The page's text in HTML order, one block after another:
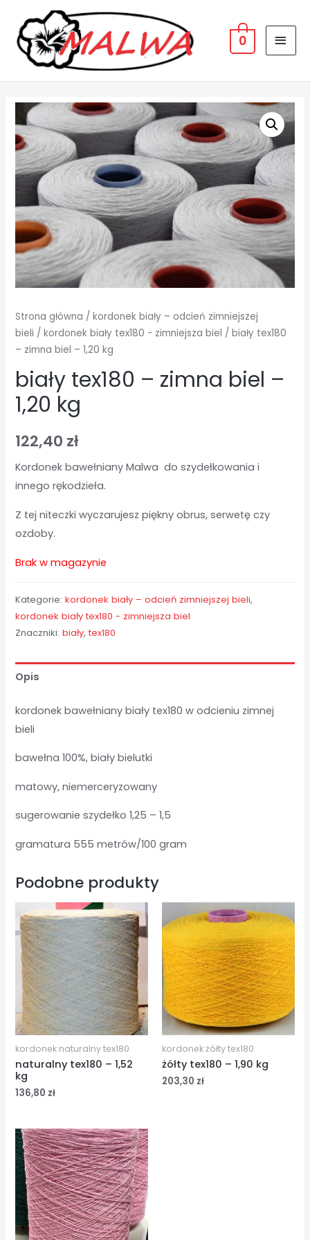
0
Strona główna /kordonek biały – odcień zimniejszej
bieli /kordonek biały tex180 - zimniejsza biel / biały tex180
– zimna biel – 1,20 kg
biały tex180 – zimna biel –
1,20 kg
122,40 zł
Kordonek bawełniany Malwa do szydełkowania i
innego rękodzieła.
Z tej niteczki wyczarujesz piękny obrus, serwetę czy
ozdoby.
Brak w magazynie
Kategorie:kordonek biały – odcień zimniejszej bieli,
kordonek biały tex180 - zimniejsza biel
Znaczniki:biały,tex180
Opis
kordonek bawełniany biały tex180 w odcieniu zimnej
bieli
bawełna 100%, biały bielutki
matowy, niemerceryzowany
sugerowanie szydełko 1,25 – 1,5
gramatura 555 metrów/100 gram
Podobne produkty
kordonek naturalny tex180
naturalny tex180 – 1,52
kg
136,80 zł
kordonek żółty tex180
żółty tex180 – 1,90 kg
203,30 zł